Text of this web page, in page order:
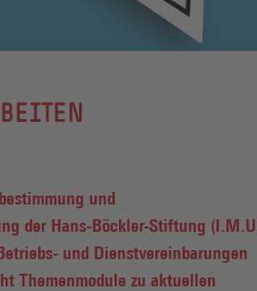
und
der Hans-Böckler-Stiftung
und Dienstvereinbarungen
Themenmodule zu aktuellen